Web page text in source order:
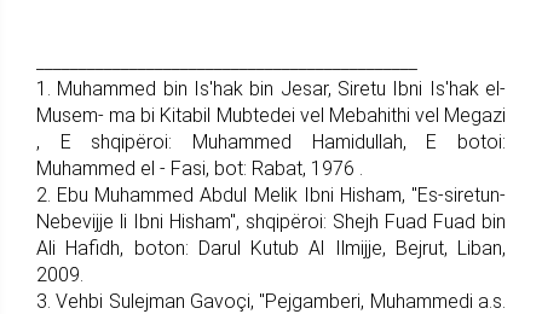
1. Muhammed bin Is'hak bin Jesar, Siretu Ibni Is'hak el-
Musem- ma bi Kitabil Mubtedei vel Mebahithi vel Megazi
, E shqipëroi: Muhammed Hamidullah, E botoi:
Muhammed el - Fasi, bot: Rabat, 1976 .
2. Ebu Muhammed Abdul Melik Ibni Hisham, "Es-siretun-
Nebevijje li Ibni Hisham", shqipëroi: Shejh Fuad Fuad bin
Ali Hafidh, boton: Darul Kutub Al Ilmijje, Bejrut, Liban,
2009.
3. Vehbi Sulejman Gavoçi, "Pejgamberi, Muhammedi a.s.